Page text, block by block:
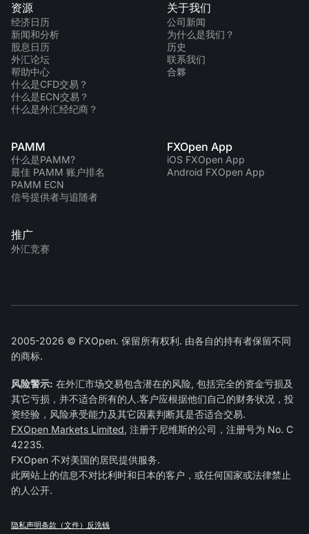
资源
经济日历
新闻和分析
股息日历
外汇论坛
帮助中心
什么是CFD交易？
什么是ECN交易？
什么是外汇经纪商？
关于我们
公司新闻
为什么是我们？
历史
联系我们
合夥
PAMM
什么是PAMM?
最佳 PAMM 账户排名
PAMM ECN
信号提供者与追随者
FXOpen App
iOS FXOpen App
Android FXOpen App
推广
外汇竞赛
2005-2026 © FXOpen. 保留所有权利. 由各自的持有者保留不同
的商标.
风险警示: 在外汇市场交易包含潜在的风险, 包括完全的资金亏损及
其它亏损，并不适合所有的人.客户应根据他们自己的财务状况，投
资经验，风险承受能力及其它因素判断其是否适合交易.
FXOpen Markets Limited, 注册于尼维斯的公司，注册号为 No. C
42235.
FXOpen 不对美国的居民提供服务.
此网站上的信息不对比利时和日本的客户，或任何国家或法律禁止
的人公开.
隐私声明条款（文件） 反洗钱